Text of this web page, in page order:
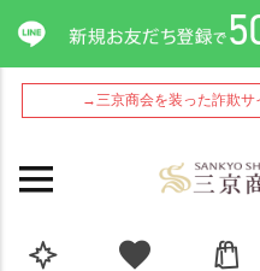
→三京商会を装った詐欺サ